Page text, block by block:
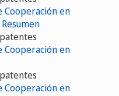
Cooperación en
Cooperación en
Cooperación en